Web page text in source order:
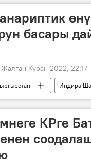
басары
Куран 2022, 22:17
Индира
КРге